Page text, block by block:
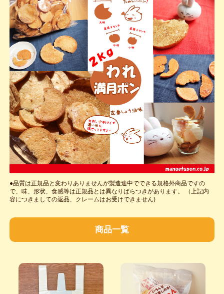
●品質は正規品と変わりありませんが製造途中でできる規格外商品ですの
で、味、形状、食感等は正規品とは異なりばらつきがあります。 （上記内
容につきましての返品、クレームはお受けできません)
商品一覧